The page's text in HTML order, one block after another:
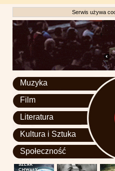
Serwis używa
Muzyka
Film
Literatura
Kultura i Sztuka
Społeczność